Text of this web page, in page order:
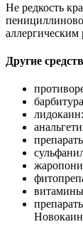
Не редкость
Другие